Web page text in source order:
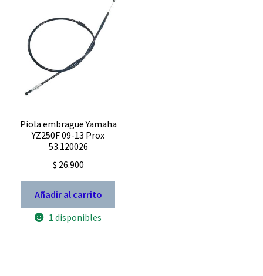
Piola embrague Yamaha
YZ250F 09-13 Prox
53.120026
$ 26.900
Añadir al carrito
1 disponibles